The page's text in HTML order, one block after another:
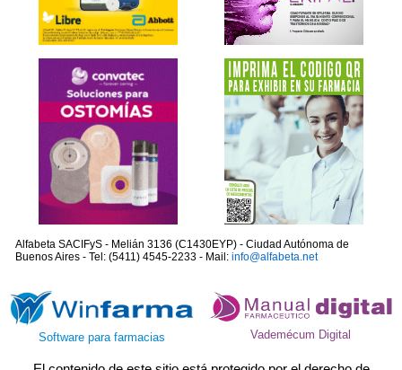
Alfabeta SACIFyS - Melián 3136 (C1430EYP) - Ciudad Autónoma de
Buenos Aires - Tel: (5411) 4545-2233 - Mail: info@alfabeta.net
Software para farmacias Vademécum Digital